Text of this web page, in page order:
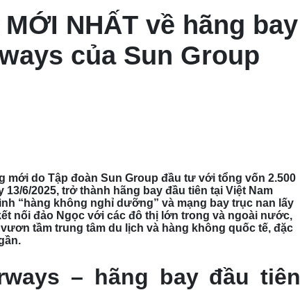
NHẤT về hãng bay
của Sun Group
mới do Tập đoàn Sun Group đầu tư với tổng vốn 2.500
6/2025, trở thành hãng bay đầu tiên tại Việt Nam
“hàng không nghỉ dưỡng” và mạng bay trục nan lấy
nối đảo Ngọc với các đô thị lớn trong và ngoài nước,
tầm trung tâm du lịch và hàng không quốc tế, đặc
– hãng bay đầu tiên